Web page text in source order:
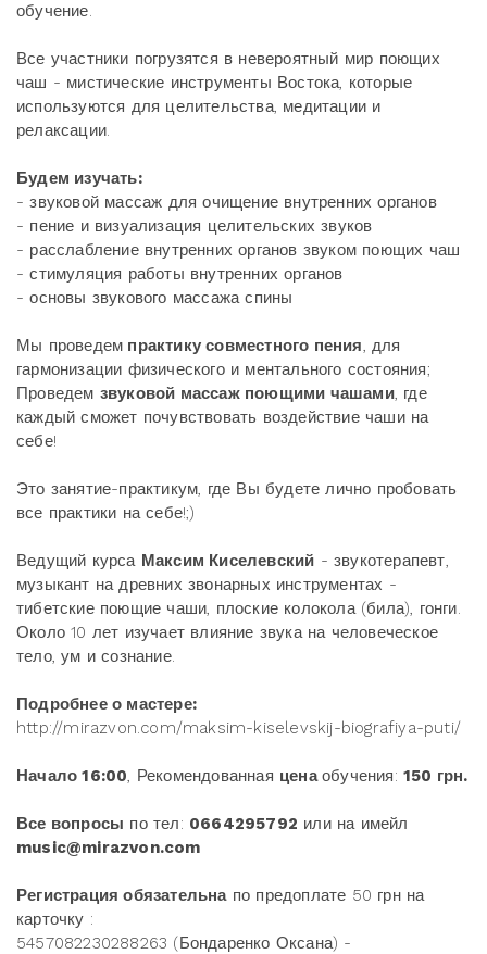
обучение.
Все участники погрузятся в невероятный мир поющих
чаш - мистические инструменты Востока, которые
используются для целительства, медитации и
релаксации.
Будем изучать:
- звуковой массаж для очищение внутренних органов
- пение и визуализация целительских звуков
- расслабление внутренних органов звуком поющих чаш
- стимуляция работы внутренних органов
- основы звукового массажа спины
Мы проведем практику совместного пения, для
гармонизации физического и ментального состояния;
Проведем звуковой массаж поющими чашами, где
каждый сможет почувствовать воздействие чаши на
себе!
Это занятие-практикум, где Вы будете лично пробовать
все практики на себе!;)
Ведущий курса Максим Киселевский - звукотерапевт,
музыкант на древних звонарных инструментах -
тибетские поющие чаши, плоские колокола (била), гонги.
Около 10 лет изучает влияние звука на человеческое
тело, ум и сознание.
Подробнее о мастере:
http://mirazvon.com/maksim-kiselevskij-biografiya-puti/
Начало 16:00, Рекомендованная ценаобучения:150 грн.
Все вопросы по тел: 0664295792 или на имейл
music@mirazvon.com
Регистрация обязательнапо предоплате 50 грн на
карточку :
5457082230288263 (Бондаренко Оксана) -